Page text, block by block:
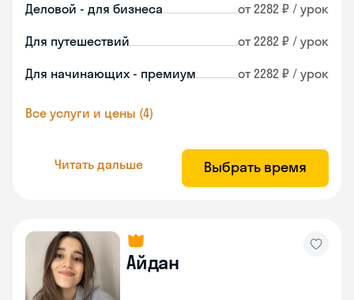
Деловой - для бизнеса от 2282 ₽ / урок
Для путешествий от 2282 ₽ / урок
Для начинающих - премиум от 2282 ₽ / урок
Все услуги и цены (4)
Читать дальше Выбрать время
Айдан